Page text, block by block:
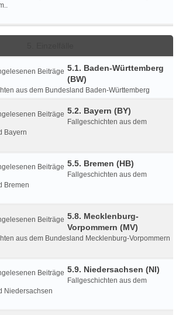
5.1. Baden-Württemberg
(BW)
aus dem Bundesland Baden-Württemberg
5.2. Bayern (BY)
Fallgeschichten aus dem
Bayern
5.5. Bremen (HB)
Fallgeschichten aus dem
Bremen
5.8. Mecklenburg-
Vorpommern (MV)
aus dem Bundesland Mecklenburg-Vorpommern
5.9. Niedersachsen (NI)
Fallgeschichten aus dem
Niedersachsen